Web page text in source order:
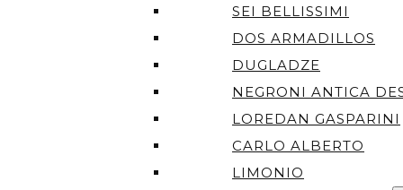
SEI BELLISSIMI
DOS ARMADILLOS
DUGLADZE
NEGRONI ANTICA
LOREDAN GASPARINI
CARLO ALBERTO
LIMONIO